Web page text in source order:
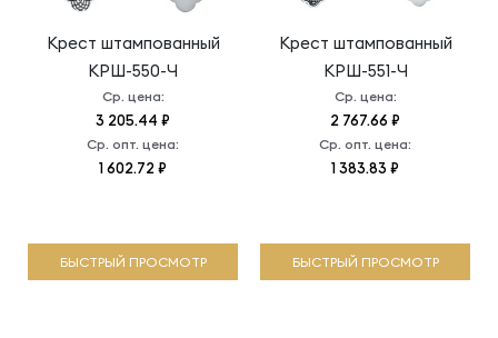
Крест штампованный
КРШ-550-Ч
Ср. цена:
3 205.44 ₽
Ср. опт. цена:
1 602.72 ₽
БЫСТРЫЙ ПРОСМОТР
Крест штампованный
КРШ-551-Ч
Ср. цена:
2 767.66 ₽
Ср. опт. цена:
1 383.83 ₽
БЫСТРЫЙ ПРОСМОТР